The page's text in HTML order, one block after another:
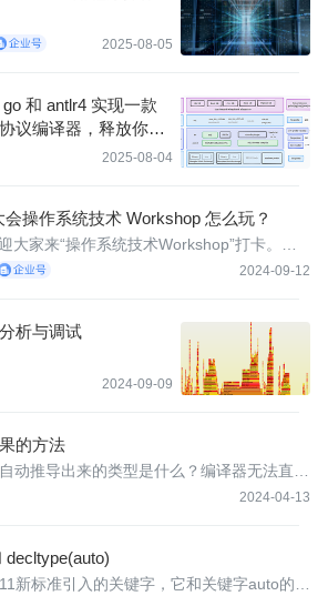
2025-08-05
和 antlr4 实现一款
议编译器，释放你的
2025-08-04
操作系统技术 Workshop 怎么玩？
2024-09-12
大家来“操作系统技术Workshop”打卡。专
练，AI、C++ 20专场任选。
析与调试
2024-09-09
的方法
2024-04-13
动推导出来的类型是什么？编译器无法直接
看类型推导的结果的方法。
新标准引入的关键字，它和关键字auto的功